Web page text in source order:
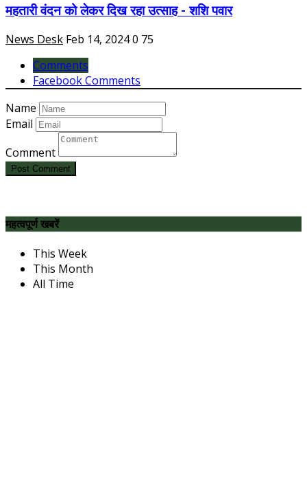
महतारी वंदन को लेकर दिख रहा उत्साह - शशि पवार
News Desk Feb 14, 20240 75
Comments
Facebook Comments
Name
Email
Comment
Post Comment
महत्वपूर्ण खबरें
This Week
This Month
All Time